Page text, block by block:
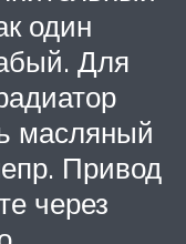
один
Для
масляный
Привод
через